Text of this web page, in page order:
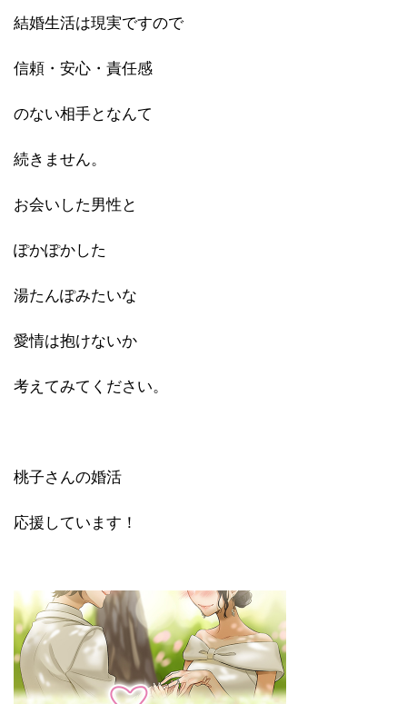
結婚生活は現実ですので
信頼・安心・責任感
のない相手となんて
続きません。
お会いした男性と
ぽかぽかした
湯たんぽみたいな
愛情は抱けないか
考えてみてください。
桃子さんの婚活
応援しています！